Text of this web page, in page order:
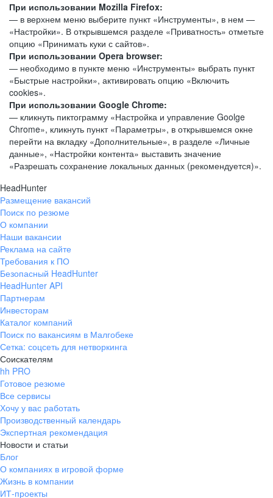
При использовании Mozilla Firefox:
— в верхнем меню выберите пункт «Инструменты», в нем —
«Настройки». В открывшемся разделе «Приватность» отметьте
опцию «Принимать куки с сайтов».
При использовании Opera browser:
— необходимо в пункте меню «Инструменты» выбрать пункт
«Быстрые настройки», активировать опцию «Включить
cookies».
При использовании Google Chrome:
— кликнуть пиктограмму «Настройка и управление Goolge
Chrome», кликнуть пункт «Параметры», в открывшемся окне
перейти на вкладку «Дополнительные», в разделе «Личные
данные», «Настройки контента» выставить значение
«Разрешать сохранение локальных данных (рекомендуется)».
HeadHunter
Размещение вакансий
Поиск по резюме
О компании
Наши вакансии
Реклама на сайте
Требования к ПО
Безопасный HeadHunter
HeadHunter API
Партнерам
Инвесторам
Каталог компаний
Поиск по вакансиям в Малгобеке
Сетка: соцсеть для нетворкинга
Соискателям
hh PRO
Готовое резюме
Все сервисы
Хочу у вас работать
Производственный календарь
Экспертная рекомендация
Новости и статьи
Блог
О компаниях в игровой форме
Жизнь в компании
ИТ-проекты